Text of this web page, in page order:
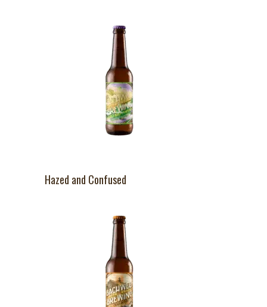
Hazed and Confused